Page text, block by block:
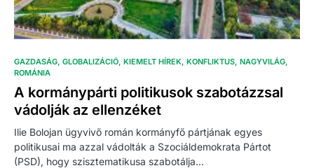
GAZDASÁG GLOBALIZÁCIÓ KIEMELT HÍREK KONFLIKTUS NAGYVILÁG
ROMÁNIA
A kormánypárti politikusok szabotázzsal
vádolják az ellenzéket
Ilie Bolojan ügyvivő román kormányfő pártjának egyes
politikusai ma azzal vádolták a Szociáldemokrata Pártot
(PSD), hogy szisztematikusa szabotálja…